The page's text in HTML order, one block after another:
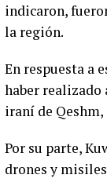
indicaron,
la región.
En respuesta a
haber realizado
iraní de
Por su parte,
drones y